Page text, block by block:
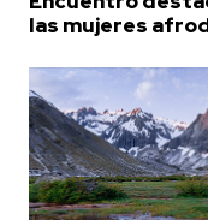
las mujeres